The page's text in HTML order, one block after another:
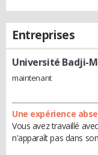
Entreprises
Université Badji-
maintenant
Une expérience
Vous avez travaillé
n'apparaît pas dans